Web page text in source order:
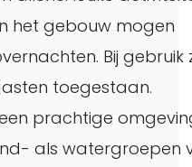
het gebouw mogen
Bij gebruik
toegestaan.
prachtige
als watergroepen